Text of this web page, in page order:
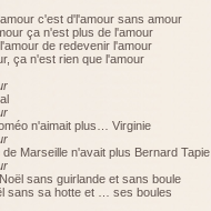
c'est d'l'amour sans amour
ça n'est plus de l'amour
de redevenir l'amour
ça n'est rien que l'amour
n'aimait plus… Virginie
Marseille n'avait plus Bernard Tapie
sans guirlande et sans boule
sans sa hotte et … ses boules